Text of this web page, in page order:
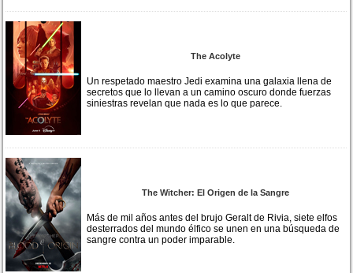
The Acolyte
Un respetado maestro Jedi examina una galaxia llena de
secretos que lo llevan a un camino oscuro donde fuerzas
siniestras revelan que nada es lo que parece.
The Witcher: El Origen de la Sangre
Más de mil años antes del brujo Geralt de Rivia, siete elfos
desterrados del mundo élfico se unen en una búsqueda de
sangre contra un poder imparable.